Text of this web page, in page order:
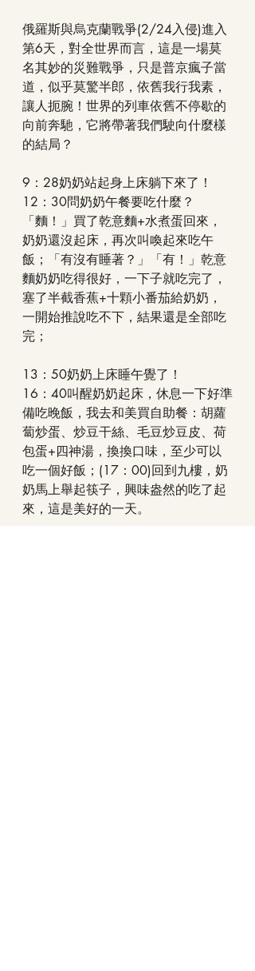
俄羅斯與烏克蘭戰爭(2/24入侵)進入
第6天，對全世界而言，這是一場莫
名其妙的災難戰爭，只是普京瘋子當
道，似乎莫驚半郎，依舊我行我素，
讓人扼腕！世界的列車依舊不停歇的
向前奔馳，它將帶著我們駛向什麼樣
的結局？
9：28奶奶站起身上床躺下來了！
12：30問奶奶午餐要吃什麼？
「麵！」買了乾意麵+水煮蛋回來，
奶奶還沒起床，再次叫喚起來吃午
飯；「有沒有睡著？」「有！」乾意
麵奶奶吃得很好，一下子就吃完了，
塞了半截香蕉+十顆小番茄給奶奶，
一開始推說吃不下，結果還是全部吃
完；
13：50奶奶上床睡午覺了！
16：40叫醒奶奶起床，休息一下好準
備吃晚飯，我去和美買自助餐：胡蘿
蔔炒蛋、炒豆干絲、毛豆炒豆皮、荷
包蛋+四神湯，換換口味，至少可以
吃一個好飯；(17：00)回到九樓，奶
奶馬上舉起筷子，興味盎然的吃了起
來，這是美好的一天。